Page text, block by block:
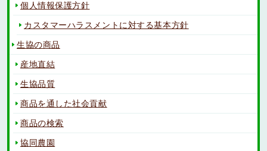
個人情報保護方針
カスタマーハラスメントに対する基本方針
生協の商品
産地直結
生協品質
商品を通した社会貢献
商品の検索
協同農園